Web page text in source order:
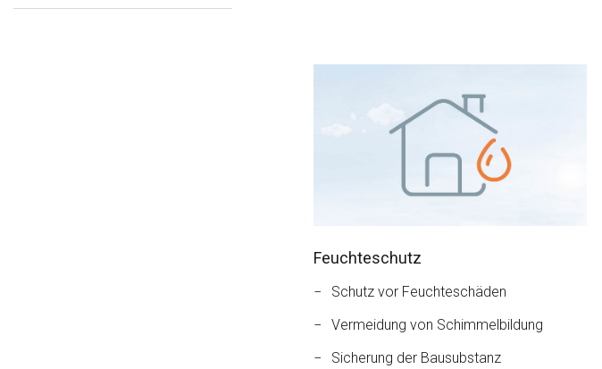
Feuchteschutz
Schutz vor Feuchteschäden
Vermeidung von Schimmelbildung
Sicherung der Bausubstanz